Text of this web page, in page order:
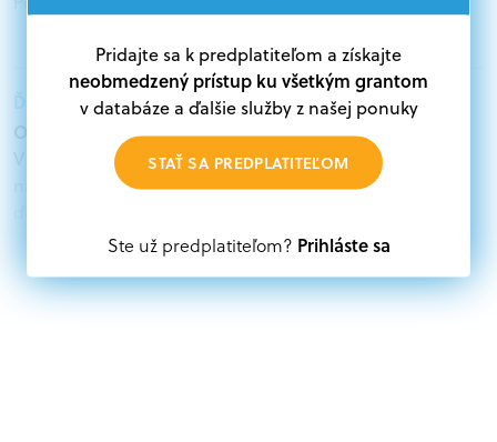
Ďalšie informácie:
Oprávnení žiadatelia:
V databáze grantov a dotácií na portáli Grantexpert.sk
nájdete aktuálne výzvy z eurofondov, plánu obnovy a
Oprávnení partneri:
Akákoľvek právnická osoba, t. j. verejný alebo súkromný
Pridajte sa k predplatiteľom a získajte
neobmedzený prístup ku všetkým grantom
v databáze a ďalšie služby z našej ponuky
STAŤ SA PREDPLATITEĽOM
Ste už predplatiteľom? Prihláste sa